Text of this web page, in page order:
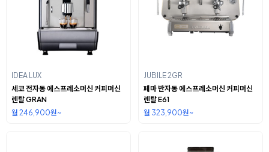
IDEA LUX
세코 전자동 에스프레소머신 커피머신
렌탈 GRAN
월 246,900원~
JUBILE 2GR
페마 반자동 에스프레소머신 커피머신
렌탈 E61
월 323,900원~